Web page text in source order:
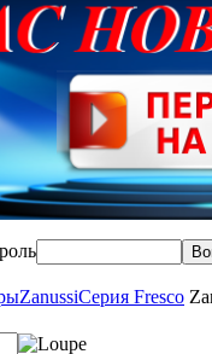
ZanussiСерия Fresco